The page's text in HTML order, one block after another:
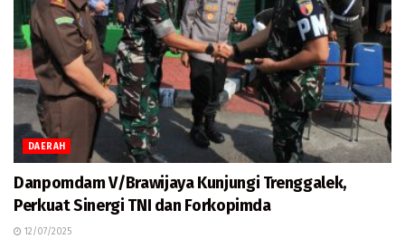
DAERAH
Danpomdam V/Brawijaya Kunjungi Trenggalek,
Perkuat Sinergi TNI dan Forkopimda
12/07/2025